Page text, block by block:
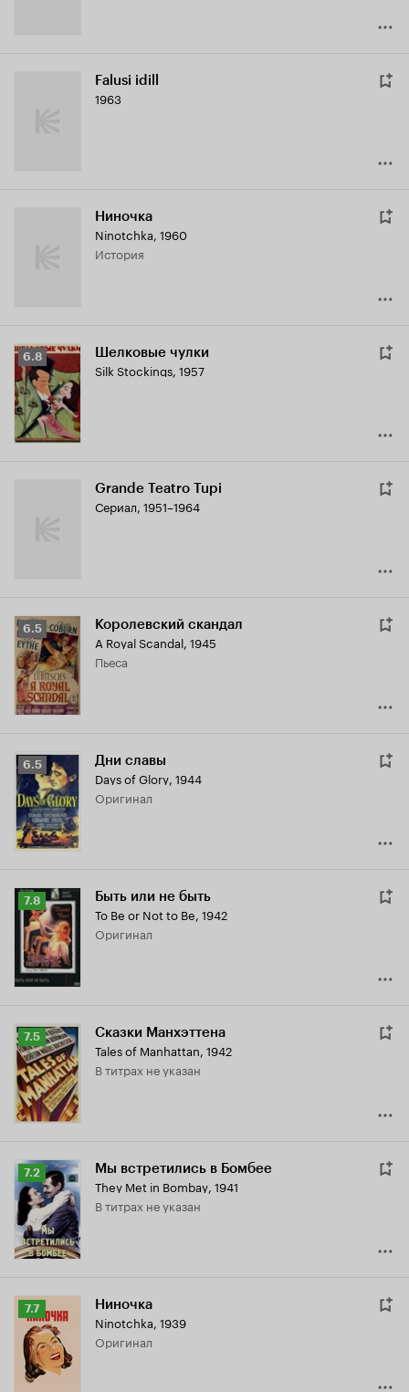
Falusi idill
1963
Ниночка
Ninotchka, 1960
история
Рейтинг
Кинопоиска
6.8
6.8 Шелковые чулки
Silk Stockings, 1957
Grande Teatro Tupi
Сериал, 1951–1964
Рейтинг
Кинопоиска
6.5
6.5 Королевский скандал
A Royal Scandal, 1945
пьеса
Рейтинг
Кинопоиска
6.5
6.5 Дни славы
Days of Glory, 1944
оригинал
Рейтинг
Кинопоиска
7.8
7.8 Быть или не быть
To Be or Not to Be, 1942
оригинал
Рейтинг
Кинопоиска
7.5
7.5 Сказки Манхэттена
Tales of Manhattan, 1942
в титрах не указан
Рейтинг
Кинопоиска
7.2
7.2 Мы встретились в Бомбее
They Met in Bombay, 1941
в титрах не указан
Рейтинг
Кинопоиска
7.7
7.7 Ниночка
Ninotchka, 1939
оригинал